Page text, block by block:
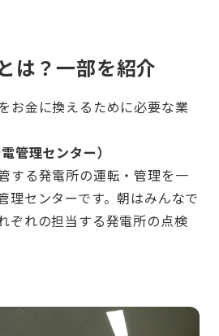
は？一部を紹介
お金に換えるために必要な業
管理センター）
する発電所の運転・管理を一
理センターです。朝はみんなで
ぞれの担当する発電所の点検